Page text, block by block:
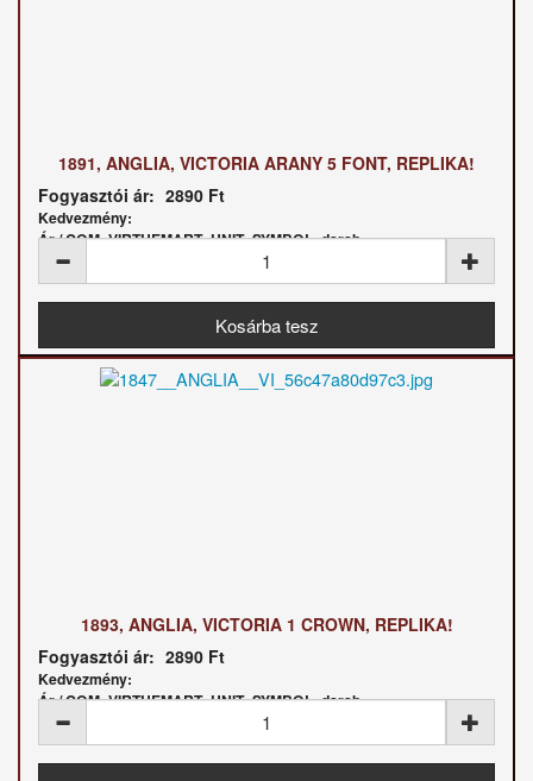
1891, ANGLIA, VICTORIA ARANY 5 FONT, REPLIKA!
Fogyasztói ár: 2890 Ft
Kedvezmény:
Ár / COM_VIRTUEMART_UNIT_SYMBOL_darab:
1893, ANGLIA, VICTORIA 1 CROWN, REPLIKA!
Fogyasztói ár: 2890 Ft
Kedvezmény:
Ár / COM_VIRTUEMART_UNIT_SYMBOL_darab: